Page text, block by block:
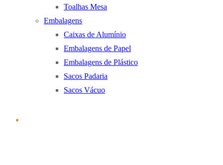
Toalhas Mesa
Embalagens
Caixas de Alumínio
Embalagens de Papel
Embalagens de Plástico
Sacos Padaria
Sacos Vácuo